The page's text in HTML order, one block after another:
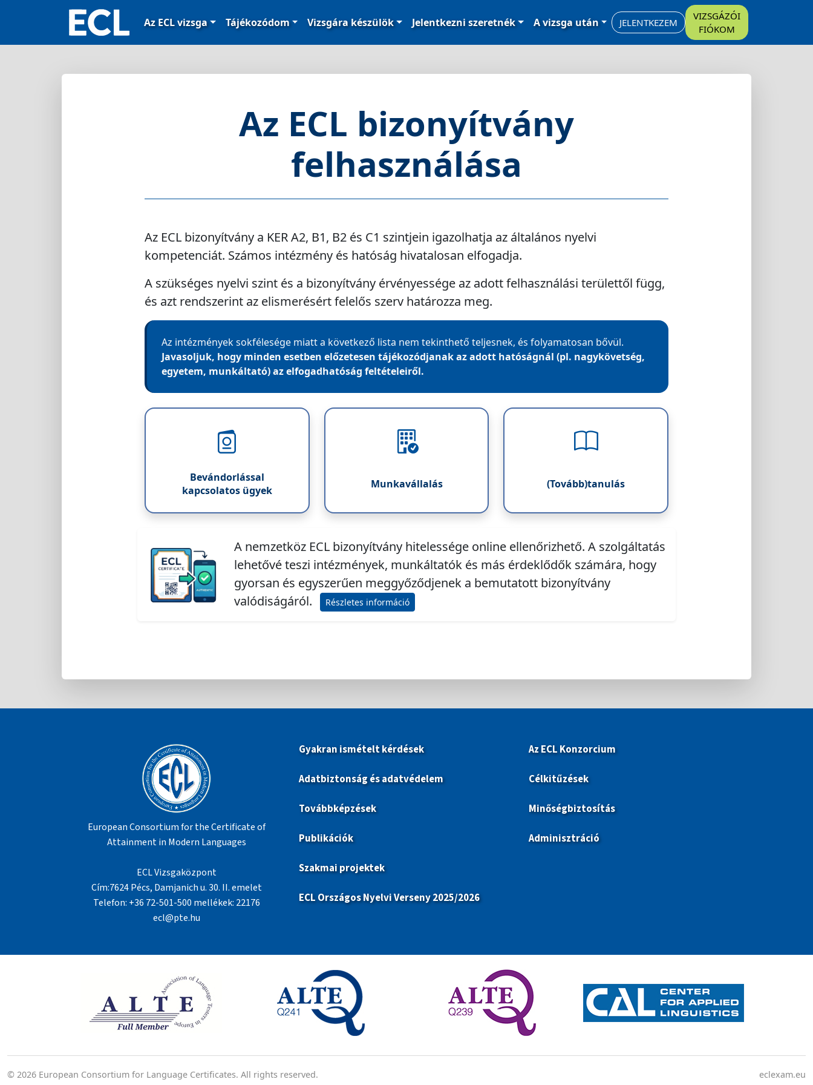
Az ECL vizsga Tájékozódom Vizsgára készülök Jelentkezni szeretnék A vizsga után JELENTKEZEM
VIZSGÁZÓI
FIÓKOM
Az ECL bizonyítvány
felhasználása
Az ECL bizonyítvány a KER A2, B1, B2 és C1 szintjein igazolhatja az általános nyelvi
kompetenciát. Számos intézmény és hatóság hivatalosan elfogadja.
A szükséges nyelvi szint és a bizonyítvány érvényessége az adott felhasználási területtől függ,
és azt rendszerint az elismerésért felelős szerv határozza meg.
Az intézmények sokfélesége miatt a következő lista nem tekinthető teljesnek, és folyamatosan bővül.
Javasoljuk, hogy minden esetben előzetesen tájékozódjanak az adott hatóságnál (pl. nagykövetség,
egyetem, munkáltató) az elfogadhatóság feltételeiről.
Bevándorlással
kapcsolatos ügyek
Munkavállalás (Tovább)tanulás
A nemzetköz ECL bizonyítvány hitelessége online ellenőrizhető. A szolgáltatás
lehetővé teszi intézmények, munkáltatók és más érdeklődők számára, hogy
gyorsan és egyszerűen meggyőződjenek a bemutatott bizonyítvány
valódiságáról.
Részletes információ
European Consortium for the Certificate of
Attainment in Modern Languages
ECL Vizsgaközpont
Cím:7624 Pécs, Damjanich u. 30. II. emelet
Telefon: +36 72-501-500 mellékek: 22176
ecl@pte.hu
Gyakran ismételt kérdések
Adatbiztonság és adatvédelem
Továbbképzések
Publikációk
Szakmai projektek
ECL Országos Nyelvi Verseny 2025/2026
Az ECL Konzorcium
Célkitűzések
Minőségbiztosítás
Adminisztráció
© 2026 European Consortium for Language Certificates. All rights reserved. eclexam.eu